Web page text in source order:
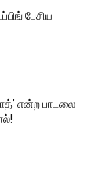
பேசிய
என்ற பாடலை